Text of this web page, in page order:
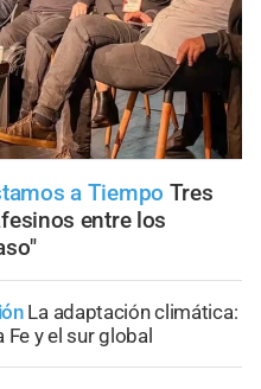
a Tiempo Tres
entre los
La adaptación climática:
Fe y el sur global